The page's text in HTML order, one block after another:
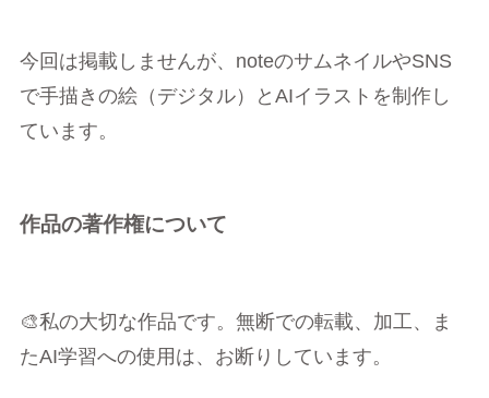
今回は掲載しませんが、noteのサムネイルやSNS
で手描きの絵（デジタル）とAIイラストを制作し
ています。
作品の著作権について
🎨私の大切な作品です。無断での転載、加工、ま
たAI学習への使用は、お断りしています。